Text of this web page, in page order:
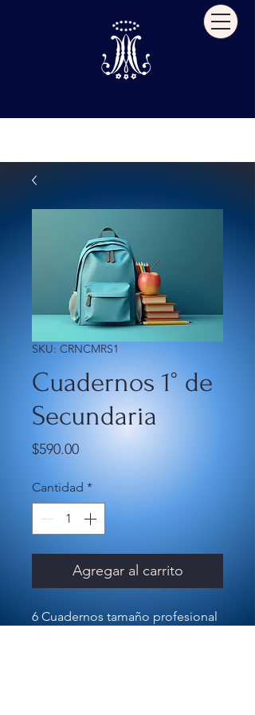
SKU: CRNCMRS1
Cuadernos 1° de
Secundaria
$590.00Precio
Cantidad *
Agregar al carrito
6 Cuadernos tamaño profesional